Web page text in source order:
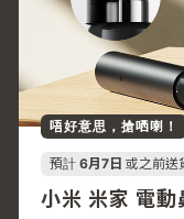
唔好意思，搶哂喇！
預計 6月7日 或之前送
小米 米家 電